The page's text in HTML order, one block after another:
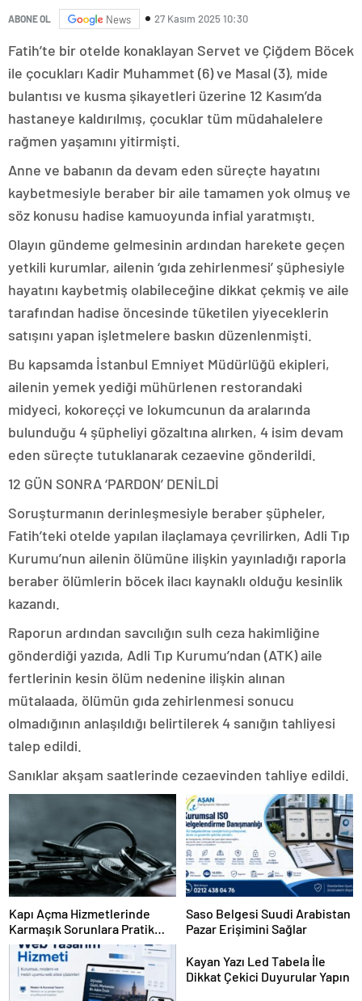
ABONE OL News 27 Kasım 2025 10:30
Fatih’te bir otelde konaklayan Servet ve Çiğdem Böcek
ile çocukları Kadir Muhammet (6) ve Masal (3), mide
bulantısı ve kusma şikayetleri üzerine 12 Kasım’da
hastaneye kaldırılmış, çocuklar tüm müdahalelere
rağmen yaşamını yitirmişti.
Anne ve babanın da devam eden süreçte hayatını
kaybetmesiyle beraber bir aile tamamen yok olmuş ve
söz konusu hadise kamuoyunda infial yaratmıştı.
Olayın gündeme gelmesinin ardından harekete geçen
yetkili kurumlar, ailenin ‘gıda zehirlenmesi’ şüphesiyle
hayatını kaybetmiş olabileceğine dikkat çekmiş ve aile
tarafından hadise öncesinde tüketilen yiyeceklerin
satışını yapan işletmelere baskın düzenlenmişti.
Bu kapsamda İstanbul Emniyet Müdürlüğü ekipleri,
ailenin yemek yediği mühürlenen restorandaki
midyeci, kokoreççi ve lokumcunun da aralarında
bulunduğu 4 şüpheliyi gözaltına alırken, 4 isim devam
eden süreçte tutuklanarak cezaevine gönderildi.
12 GÜN SONRA ‘PARDON’ DENİLDİ
Soruşturmanın derinleşmesiyle beraber şüpheler,
Fatih’teki otelde yapılan ilaçlamaya çevrilirken, Adli Tıp
Kurumu’nun ailenin ölümüne ilişkin yayınladığı raporla
beraber ölümlerin böcek ilacı kaynaklı olduğu kesinlik
kazandı.
Raporun ardından savcılığın sulh ceza hakimliğine
gönderdiği yazıda, Adli Tıp Kurumu’ndan (ATK) aile
fertlerinin kesin ölüm nedenine ilişkin alınan
mütalaada, ölümün gıda zehirlenmesi sonucu
olmadığının anlaşıldığı belirtilerek 4 sanığın tahliyesi
talep edildi.
Sanıklar akşam saatlerinde cezaevinden tahliye edildi.
Kapı Açma Hizmetlerinde
Karmaşık Sorunlara Pratik
Çözümler
Saso Belgesi Suudi Arabistan
Pazar Erişimini Sağlar
Kayan Yazı Led Tabela İle
Dikkat Çekici Duyurular Yapın